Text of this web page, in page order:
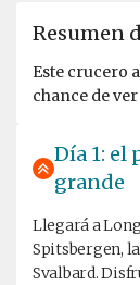
Resumen
Este crucero
chance de
Día 1: el
grande
Llegará a
Spitsbergen,
Svalbard.